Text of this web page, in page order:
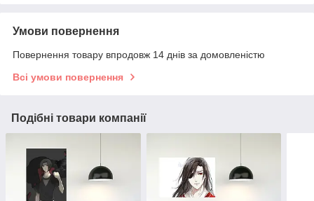
Умови повернення
Повернення товару впродовж 14 днів за домовленістю
Всі умови повернення
Подібні товари компанії